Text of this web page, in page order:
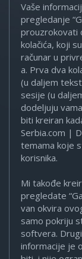
Vaše
pregledanje
prouzrokovati
kolačića, koji
računar u
a. Prva dva
(u daljem
sesije (u
dodeljuju
biti kreiran
Serbia.com |
temama koje
korisnika.
Mi takođe
pregledate
van okvira
samo pokriju
softvera.
informacije je